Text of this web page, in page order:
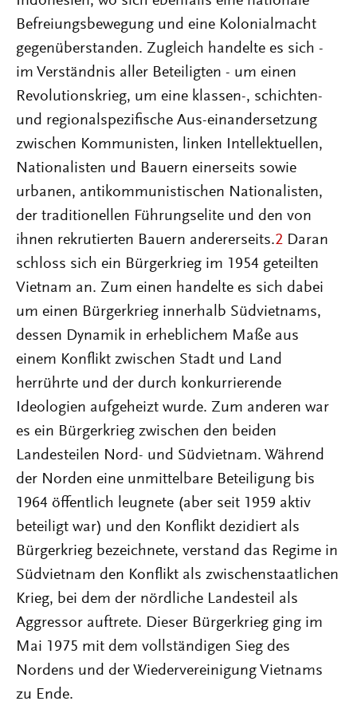
Befreiungsbewegung und eine Kolonialmacht
gegenüberstanden. Zugleich handelte es sich -
im Verständnis aller Beteiligten - um einen
Revolutionskrieg, um eine klassen-, schichten-
und regionalspezifische Aus-einandersetzung
zwischen Kommunisten, linken Intellektuellen,
Nationalisten und Bauern einerseits sowie
urbanen, antikommunistischen Nationalisten,
der traditionellen Führungselite und den von
ihnen rekrutierten Bauern andererseits.2 Daran
schloss sich ein Bürgerkrieg im 1954 geteilten
Vietnam an. Zum einen handelte es sich dabei
um einen Bürgerkrieg innerhalb Südvietnams,
dessen Dynamik in erheblichem Maße aus
einem Konflikt zwischen Stadt und Land
herrührte und der durch konkurrierende
Ideologien aufgeheizt wurde. Zum anderen war
es ein Bürgerkrieg zwischen den beiden
Landesteilen Nord- und Südvietnam. Während
der Norden eine unmittelbare Beteiligung bis
1964 öffentlich leugnete (aber seit 1959 aktiv
beteiligt war) und den Konflikt dezidiert als
Bürgerkrieg bezeichnete, verstand das Regime in
Südvietnam den Konflikt als zwischenstaatlichen
Krieg, bei dem der nördliche Landesteil als
Aggressor auftrete. Dieser Bürgerkrieg ging im
Mai 1975 mit dem vollständigen Sieg des
Nordens und der Wiedervereinigung Vietnams
zu Ende.